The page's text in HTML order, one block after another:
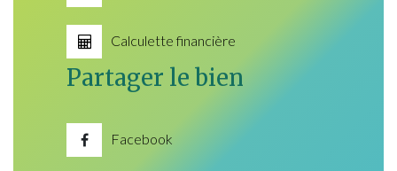
Calculette financière
Partager le bien
Facebook